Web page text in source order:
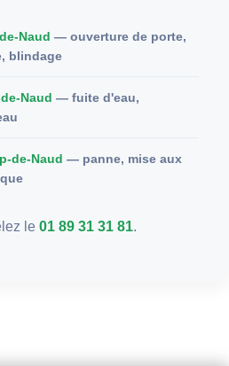
Naud — ouverture de porte,
blindage
Naud — fuite d'eau,
de-Naud — panne, mise aux
le 01 89 31 31 81.